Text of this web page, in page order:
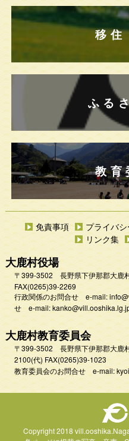
移
ふる
教
免責事項 プライバ
リンク集
大鹿村役場
〒399-3502 長野県下伊那郡大鹿
FAX(0265)39-2269
行政関係のお問合せ e-mail:
せ e-mail:
大鹿村教育委員会
〒399-3502 長野県下伊那郡大鹿
2100(代) FAX(0265)39-1023
教育委員会のお問合せ e-mail:
Copyright 2018